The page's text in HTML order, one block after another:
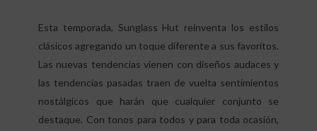
Esta temporada, Sunglass Hut reinventa los estilos
clásicos agregando un toque diferente a sus favoritos.
Las nuevas tendencias vienen con diseños audaces y
las tendencias pasadas traen de vuelta sentimientos
nostálgicos que harán que cualquier conjunto se
destaque. Con tonos para todos y para toda ocasión,